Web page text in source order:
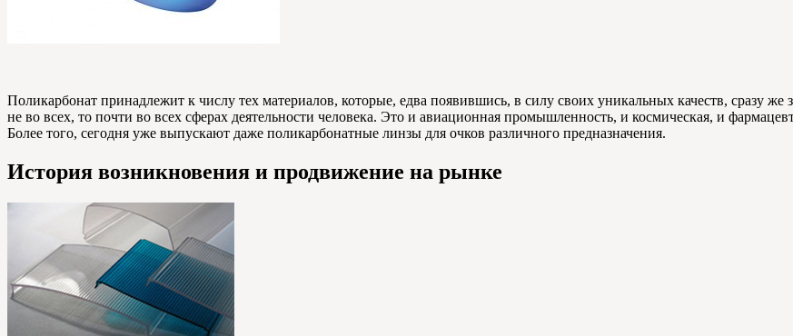
Поликарбонат принадлежит к числу тех материалов, которые, едва появившись, в силу своих уникальных качеств, сразу
не во всех, то почти во всех сферах деятельности человека. Это и авиационная промышленность, и космическая, и
Более того, сегодня уже выпускают даже поликарбонатные линзы для очков различного предназначения.
История возникновения и продвижение на рынке